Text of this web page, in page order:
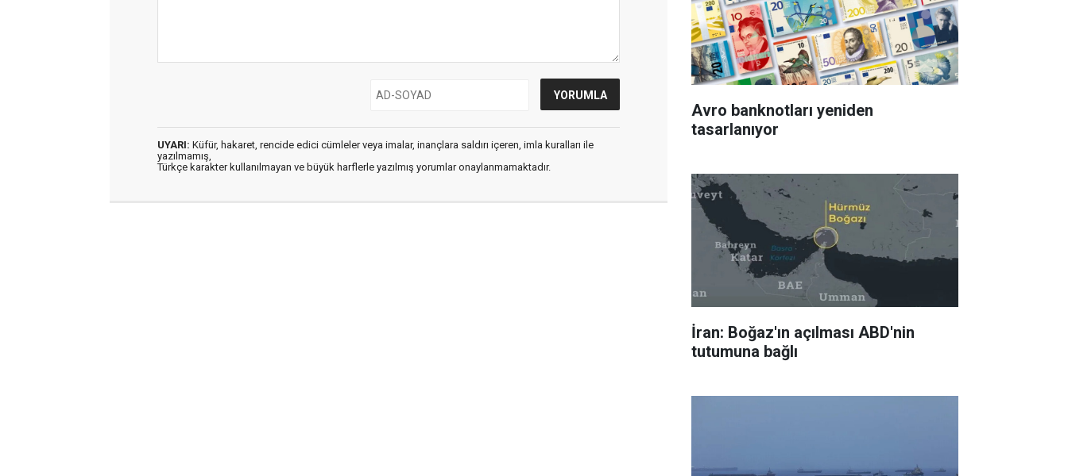
UYARI: Küfür, hakaret, rencide edici cümleler veya imalar, inançlara saldırı içeren, imla kuralları ile
yazılmamış,
Türkçe karakter kullanılmayan ve büyük harflerle yazılmış yorumlar onaylanmamaktadır.
Avro banknotları yeniden
tasarlanıyor
İran: Boğaz'ın açılması ABD'nin
tutumuna bağlı